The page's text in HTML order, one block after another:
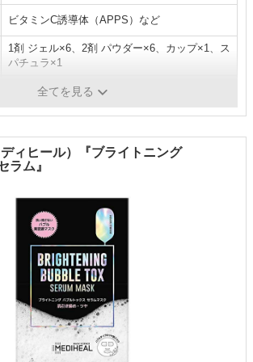
ビタミンC誘導体（APPS）など
1剤 ジェル×6、2剤 パウダー×6、カップ×1、ス
パチュラ×1
全てを見る
ィヒール）『ブライトニング
ラム』